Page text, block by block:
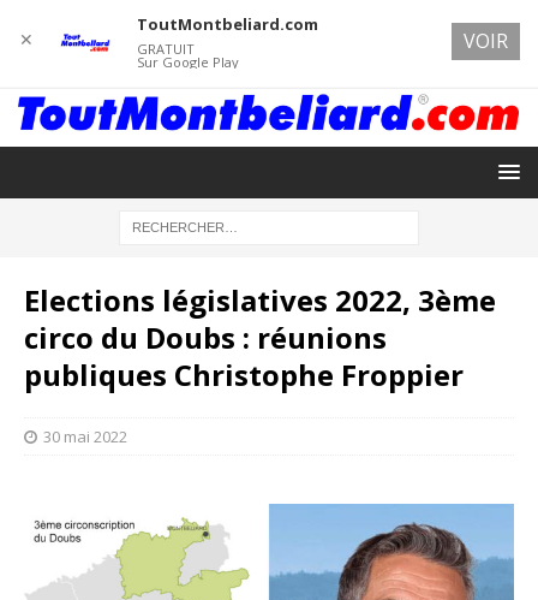
Elections législatives 2022, 3ème
circo du Doubs : réunions
publiques Christophe Froppier
30 mai 2022
✕
ToutMontbeliard.com
GRATUIT
Sur Google Play
VOIR